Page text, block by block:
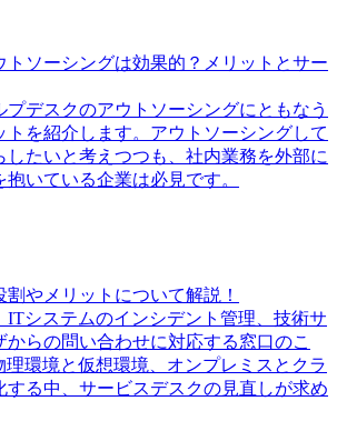
トソーシングは効果的？メリットとサー
プデスクのアウトソーシングにともなう
トを紹介します。アウトソーシングして
したいと考えつつも、社内業務を外部に
いている企業は必見です。
やメリットについて解説！
ITシステムのインシデント管理、技術サ
からの問い合わせに対応する窓口のこ
理環境と仮想環境、オンプレミスとクラ
する中、サービスデスクの見直しが求め